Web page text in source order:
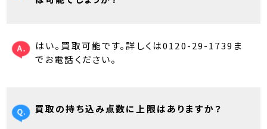
はい。買取可能です。詳しくは0120-29-1739ま
でお電話ください。
買取の持ち込み点数に上限はありますか？